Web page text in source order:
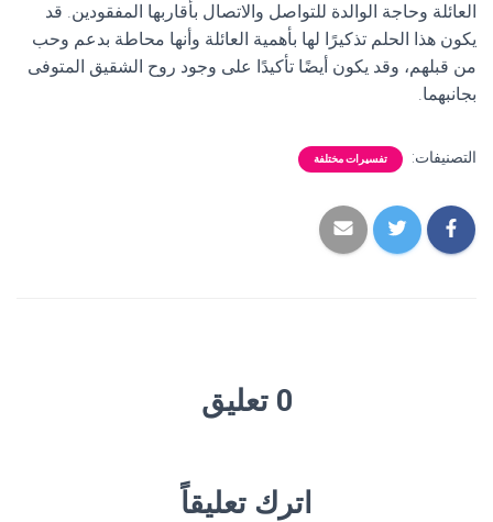
العائلة وحاجة الوالدة للتواصل والاتصال بأقاربها المفقودين. قد
يكون هذا الحلم تذكيرًا لها بأهمية العائلة وأنها محاطة بدعم وحب
من قبلهم، وقد يكون أيضًا تأكيدًا على وجود روح الشقيق المتوفى
بجانبهما.
التصنيفات: تفسيرات مختلفة
0 تعليق
اترك تعليقاً